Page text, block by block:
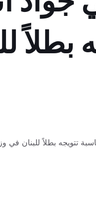
بطلاً